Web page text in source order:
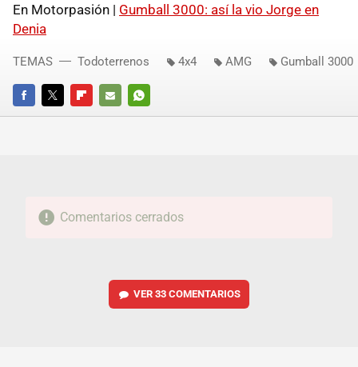
En Motorpasión | Gumball 3000: así la vio Jorge en
Denia
FACEBOOKTWITTERFLIPBOARD
E-
WHATSAPP
TEMAS Todoterrenos 4x4 AMG Gumball 3000
Comentarios cerrados
VER 33 COMENTARIOS